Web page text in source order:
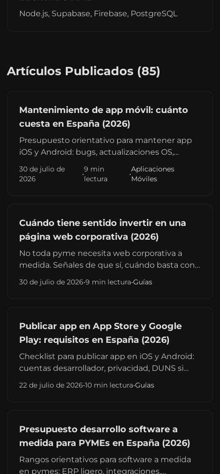
Node.js, Supabase, Firebase, PostgreSQL
Artículos Publicados (85)
Mantenimiento de app móvil: cuánto
cuesta en España (2026)
Presupuesto orientativo para mantener app
iOS y Android: bugs, actualizaciones OS,
servidores y evolutivos. Post-venta después
de crear la app.
30 de julio de
2026
•
9 min
lectura
•
Aplicaciones
Móviles
Cuándo tiene sentido invertir en una
página web corporativa (2026)
No toda pyme necesita web corporativa a
medida. Señales de que sí, cuándo basta con
landing o SaaS, y enlace a guía de precios sin
duplicarla.
30 de julio de 2026•9 min lectura•Guías
Publicar app en App Store y Google
Play: requisitos en España (2026)
Checklist para publicar app en iOS y Android:
cuentas desarrollador, privacidad, DUNS si
aplica, revisión Apple/Google y plazos realistas
para pymes.
22 de julio de 2026•10 min lectura•Guías
Presupuesto desarrollo software a
medida para PYMEs en España (2026)
Rangos orientativos para software a medida
en pymes: ERP ligero, integraciones,